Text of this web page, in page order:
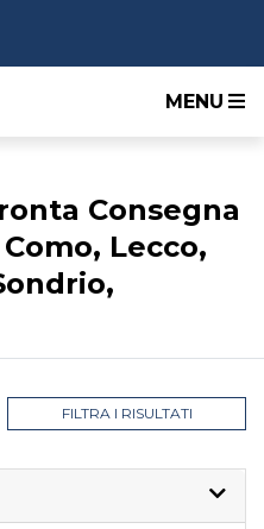
MENU
Consegna
Lecco,
FILTRA I RISULTATI